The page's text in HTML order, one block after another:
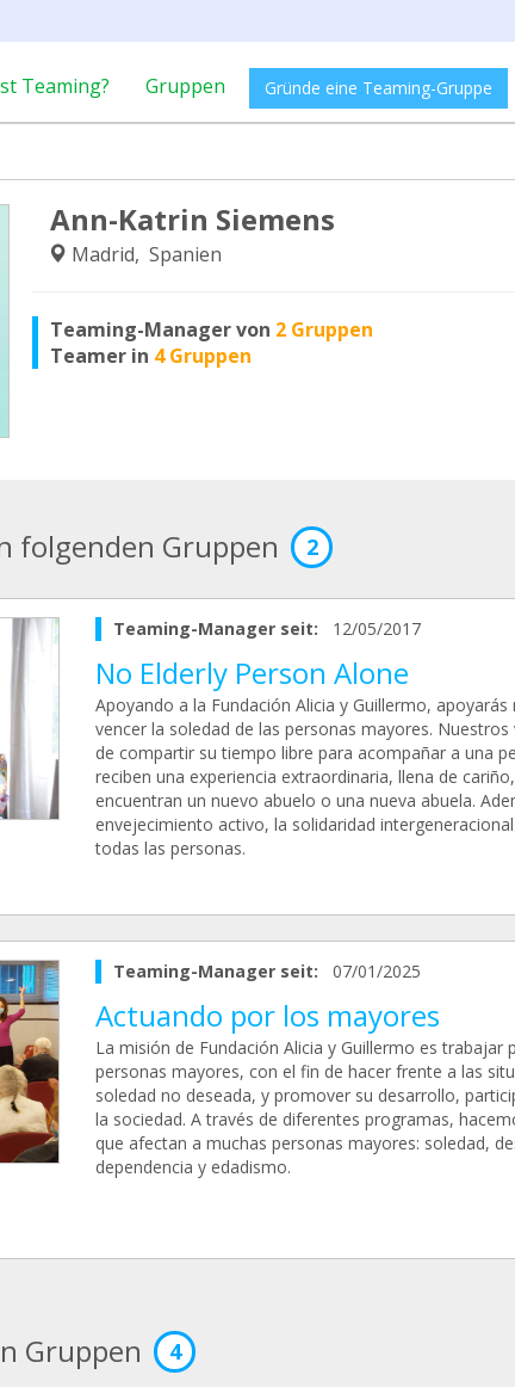
Teaming? Gruppen Gründe eine Teaming-Gruppe
Ann-Katrin Siemens
Madrid, Spanien
Teaming-Manager von 2 Gruppen
Teamer in 4 Gruppen
folgenden Gruppen 2
Teaming-Manager seit: 12/05/2017
No Elderly Person Alone
Apoyando a la Fundación Alicia y Guillermo,
vencer la soledad de las personas mayores.
de compartir su tiempo libre para acompañar a una
reciben una experiencia extraordinaria, llena de
encuentran un nuevo abuelo o una nueva abuela.
envejecimiento activo, la solidaridad
todas las personas.
Teaming-Manager seit: 07/01/2025
Actuando por los mayores
La misión de Fundación Alicia y Guillermo es trabajar
personas mayores, con el fin de hacer frente a las
soledad no deseada, y promover su desarrollo,
la sociedad. A través de diferentes programas,
que afectan a muchas personas mayores: soledad,
dependencia y edadismo.
Gruppen 4